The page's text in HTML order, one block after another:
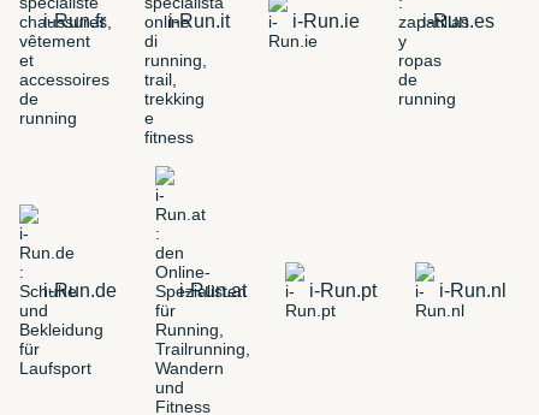
i-Run.fr i-Run.it i-Run.ie i-Run.es
i-Run.de i-Run.at i-Run.pt i-Run.nl